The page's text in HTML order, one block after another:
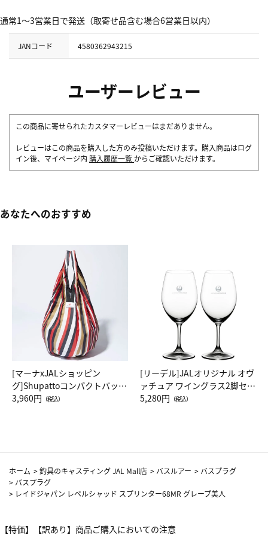
通常1～3営業日で発送（取寄せ品含む場合6営業日以内）
JANコード 4580362943215
ユーザーレビュー
この商品に寄せられたカスタマーレビューはまだありません。
レビューはこの商品を購入した方のみ投稿いただけます。購入商品はログ
イン後、マイページ内 購入履歴一覧 からご確認いただけます。
あなたへのおすすめ
[マーナxJALショッピン
グ]Shupattoコンパクトバッグ
Drop JAL客室乗務員（LC）ス
3,960円 （税込）
[リーデル]JALオリジナル オヴ
ァチュア ワイングラス2脚セッ
ト（レッドワイン）
5,280円 （税込）
ホーム >釣具のキャスティング JAL Mall店 > バスルアー > バスプラグ
> バスプラグ
> レイドジャパン レベルシャッド スプリンター68MR グレープ美人
【特価】【訳あり】商品ご購入においての注意